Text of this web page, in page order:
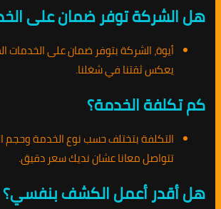
هل الشركة توفر ضمان على
أيوة، الشركة بتوفر ضمان على الخدمات
يعكس ثقتنا في شغلنا.
كم تكلفة الخدمة؟
التكلفة بتختلف حسب نوع الخدمة وحجم
تتواصل معانا عشان نديك سعر دقيق.
هل أقدر أعمل الكشف بنفسي؟